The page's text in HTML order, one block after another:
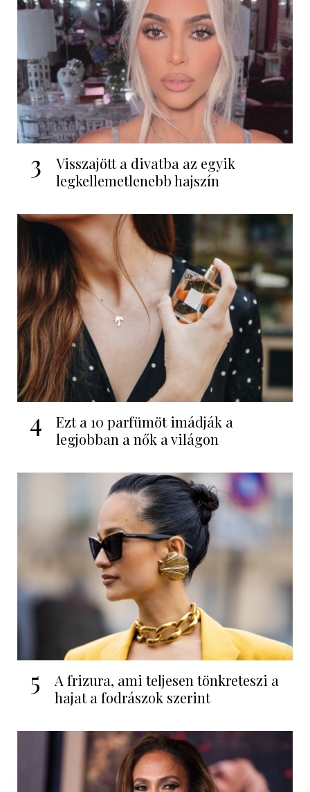
3
Visszajött a divatba az egyik
legkellemetlenebb hajszín
4
Ezt a 10 parfümöt imádják a
legjobban a nők a világon
5
A frizura, ami teljesen tönkreteszi a
hajat a fodrászok szerint